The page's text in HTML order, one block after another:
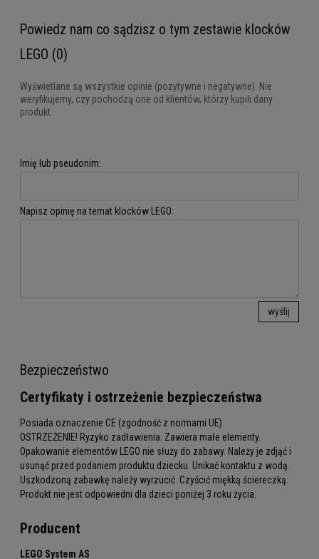
Powiedz nam co sądzisz o tym zestawie klocków
LEGO (0)
Wyświetlane są wszystkie opinie (pozytywne i negatywne). Nie
weryfikujemy, czy pochodzą one od klientów, którzy kupili dany
produkt.
Imię lub pseudonim:
Napisz opinię na temat klocków LEGO:
wyślij
Bezpieczeństwo
Certyfikaty i ostrzeżenie bezpieczeństwa
Posiada oznaczenie CE (zgodność z normami UE).
OSTRZEŻENIE! Ryzyko zadławienia. Zawiera małe elementy.
Opakowanie elementów LEGO nie służy do zabawy. Należy je zdjąć i
usunąć przed podaniem produktu dziecku. Unikać kontaktu z wodą.
Uszkodzoną zabawkę należy wyrzucić. Czyścić miękką ściereczką.
Produkt nie jest odpowiedni dla dzieci poniżej 3 roku życia.
Producent
LEGO System AS